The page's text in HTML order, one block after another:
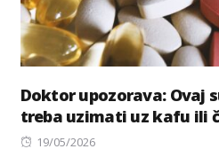
Doktor upozorava: Ovaj
treba uzimati uz kafu ili
Posted
19/05/2026